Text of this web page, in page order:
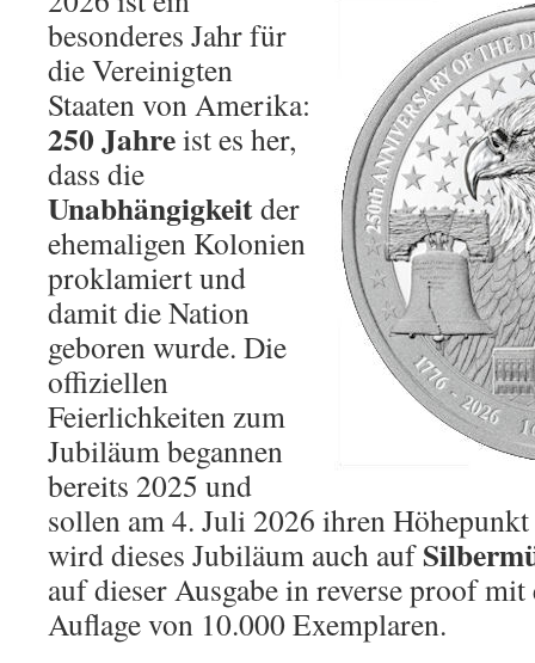
besonderes Jahr für
die Vereinigten
Staaten von Amerika:
250 Jahreist es her,
dass die
Unabhängigkeitder
ehemaligen Kolonien
proklamiert und
damit die Nation
geboren wurde. Die
offiziellen
Feierlichkeiten zum
Jubiläum begannen
bereits 2025 und
sollen am 4. Juli 2026 ihren
wird dieses Jubiläum auch auf
auf dieser Ausgabe in reverse proof
Auflage von 10.000 Exemplaren.